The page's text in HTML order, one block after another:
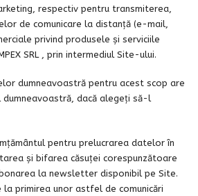
respectiv pentru transmiterea,
de comunicare la distanţă (e-mail,
privind produsele şi serviciile
SRL , prin intermediul Site-ului.
dumneavoastră pentru acest scop are
dumneavoastră, dacă alegeți să-l
pentru prelucrarea datelor în
și bifarea căsuței corespunzătoare
la newsletter disponibil pe Site.
primirea unor astfel de comunicări